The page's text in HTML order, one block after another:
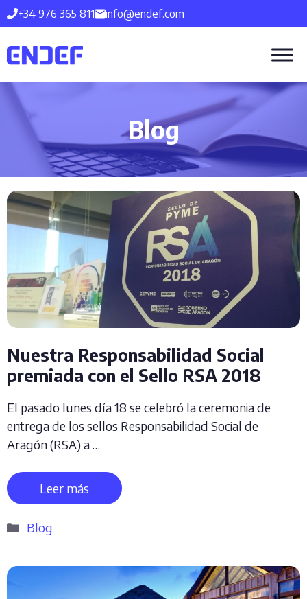
Saltar
al
contenido
+34 976 365 811 info@endef.com
Blog
Nuestra Responsabilidad Social
premiada con el Sello RSA 2018
El pasado lunes día 18 se celebró la ceremonia de
entrega de los sellos Responsabilidad Social de
Aragón (RSA) a …
Leer más
Categorías
Blog